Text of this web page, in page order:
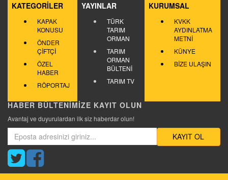
KATEGORİLER
KAPAK
KONUSU
ÖNDER
ÇİFTÇİ
ÖZEL
HABER
RÖPORTAJ
YAYINLAR
TÜRK
TARIM
ORMAN
TARIM
ORMAN
BÜLTENİ
TARIM TV
KURUMSAL
KVKK
AYDINLATMA
METNİ
KÜNYE
BİZE ULAŞIN
HABER BÜLTENİMİZE KAYIT OLUN
Avantaj ve duyurulardan ilk siz haberdar olun!
KAYIT OL